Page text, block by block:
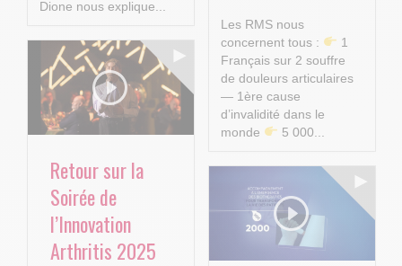
Dione nous explique...
Les RMS nous
concernent tous :
1
Français sur 2 souffre
de douleurs articulaires
— 1ère cause
d’invalidité dans le
monde
5 000...
Retour sur la
Soirée de
l’Innovation
Arthritis 2025